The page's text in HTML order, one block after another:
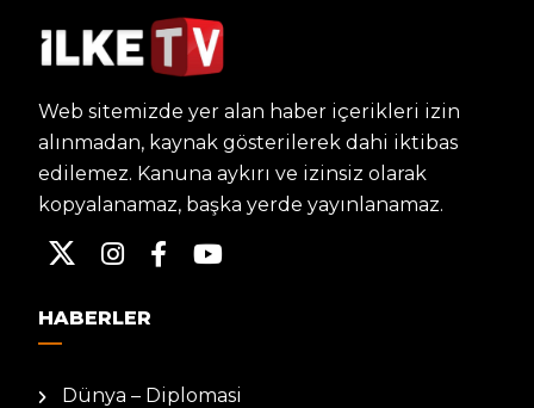
Web sitemizde yer alan haber içerikleri izin
alınmadan, kaynak gösterilerek dahi iktibas
edilemez. Kanuna aykırı ve izinsiz olarak
kopyalanamaz, başka yerde yayınlanamaz.
HABERLER
Dünya – Diplomasi